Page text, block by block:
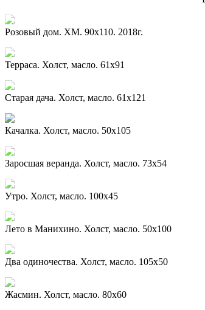
Розовый дом. ХМ. 90х110. 2018г.
Терраса. Холст, масло. 61х91
Старая дача. Холст, масло. 61х121
Качалка. Холст, масло. 50х105
Заросшая веранда. Холст, масло. 73х54
Утро. Холст, масло. 100х45
Лето в Манихино. Холст, масло. 50х100
Два одиночества. Холст, масло. 105х50
Жасмин. Холст, масло. 80х60